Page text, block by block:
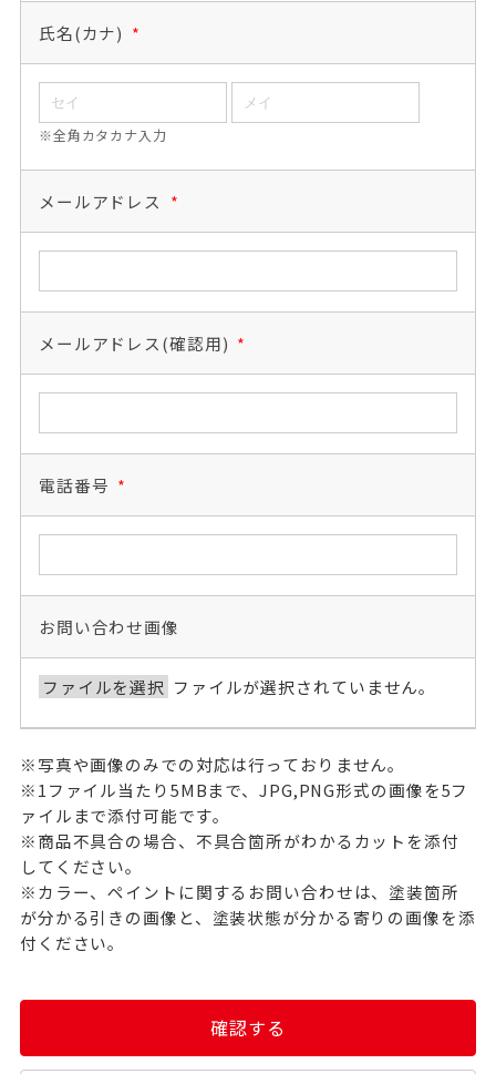
氏名(カナ) *
※全角カタカナ入力
メールアドレス *
メールアドレス(確認用) *
電話番号 *
お問い合わせ画像
ファイルを選択 ファイルが選択されていません。
※写真や画像のみでの対応は行っておりません。
※1ファイル当たり5MBまで、JPG,PNG形式の画像を5フ
ァイルまで添付可能です。
※商品不具合の場合、不具合箇所がわかるカットを添付
してください。
※カラー、ペイントに関するお問い合わせは、塗装箇所
が分かる引きの画像と、塗装状態が分かる寄りの画像を添
付ください。
確認する